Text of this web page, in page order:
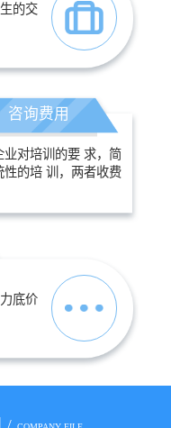
的交
咨询费用
业对培训的要 求，简
性的培 训，两者收费
底价